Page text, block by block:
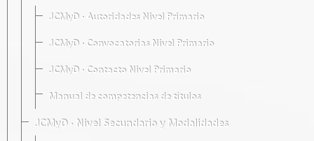
JCMyD · Autoridades Nivel Primario
JCMyD · Convocatorias Nivel Primario
JCMyD · Contacto Nivel Primario
Manual de competencias de títulos
JCMyD · Nivel Secundario y Modalidades